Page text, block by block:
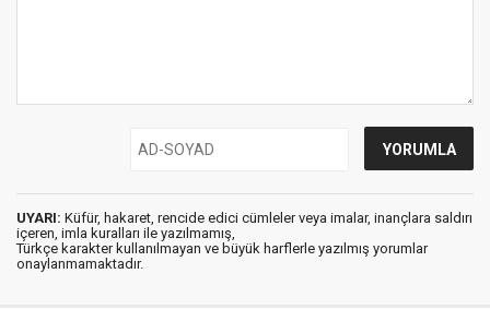
UYARI: Küfür, hakaret, rencide edici cümleler veya imalar, inançlara saldırı
içeren, imla kuralları ile yazılmamış,
Türkçe karakter kullanılmayan ve büyük harflerle yazılmış yorumlar
onaylanmamaktadır.